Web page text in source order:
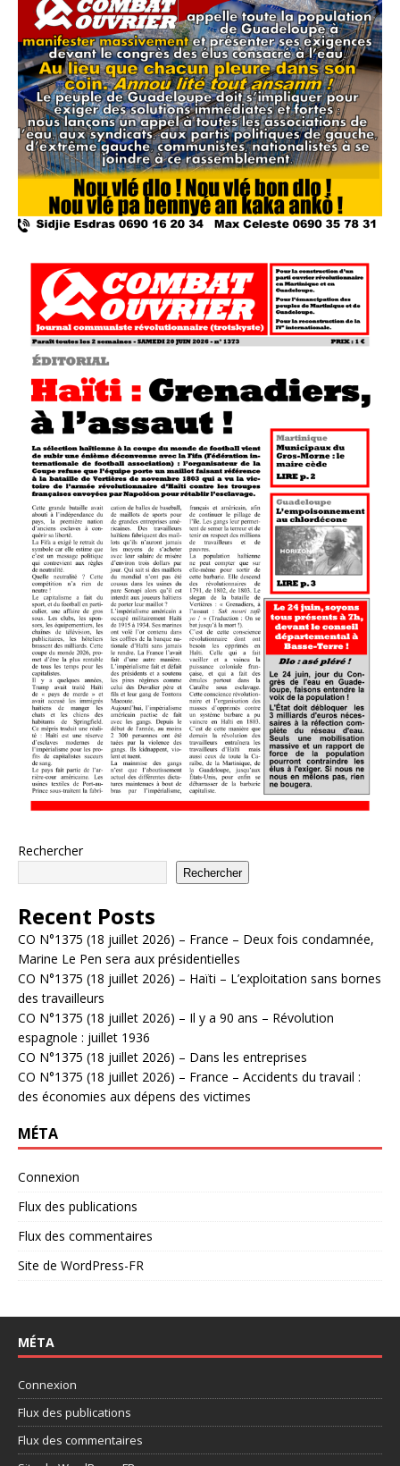
Rechercher
Rechercher
Recent Posts
CO N°1375 (18 juillet 2026) – France – Deux fois condamnée,
Marine Le Pen sera aux présidentielles
CO N°1375 (18 juillet 2026) – Haïti – L’exploitation sans bornes
des travailleurs
CO N°1375 (18 juillet 2026) – Il y a 90 ans – Révolution
espagnole : juillet 1936
CO N°1375 (18 juillet 2026) – Dans les entreprises
CO N°1375 (18 juillet 2026) – France – Accidents du travail :
des économies aux dépens des victimes
MÉTA
Connexion
Flux des publications
Flux des commentaires
Site de WordPress-FR
MÉTA
Connexion
Flux des publications
Flux des commentaires